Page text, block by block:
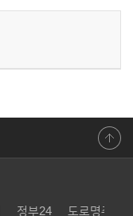
정부24 도로명주소